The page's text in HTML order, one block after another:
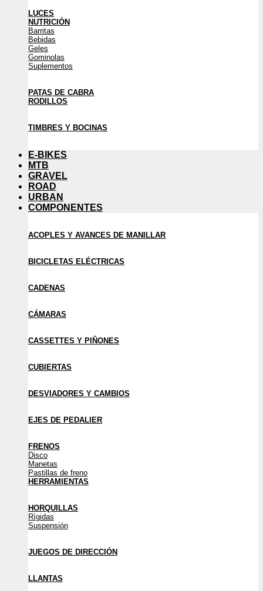
LUCES
NUTRICIÓN
Barritas
Bebidas
Geles
Gominolas
Suplementos
PATAS DE CABRA
RODILLOS
TIMBRES Y BOCINAS
E-BIKES
MTB
GRAVEL
ROAD
URBAN
COMPONENTES
ACOPLES Y AVANCES DE MANILLAR
BICICLETAS ELÉCTRICAS
CADENAS
CÁMARAS
CASSETTES Y PIÑONES
CUBIERTAS
DESVIADORES Y CAMBIOS
EJES DE PEDALIER
FRENOS
Disco
Manetas
Pastillas de freno
HERRAMIENTAS
HORQUILLAS
Rígidas
Suspensión
JUEGOS DE DIRECCIÓN
LLANTAS